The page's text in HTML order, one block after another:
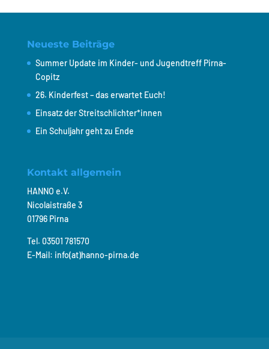
Neueste Beiträge
Summer Update im Kinder- und Jugendtreff Pirna-
Copitz
26. Kinderfest – das erwartet Euch!
Einsatz der Streitschlichter*innen
Ein Schuljahr geht zu Ende
Kontakt allgemein
HANNO e.V.
Nicolaistraße 3
01796 Pirna
Tel. 03501 781570
E-Mail: info(at)hanno-pirna.de